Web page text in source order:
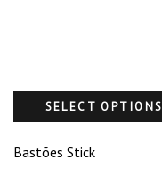
SELECT OPTIONS
Bastões Stick